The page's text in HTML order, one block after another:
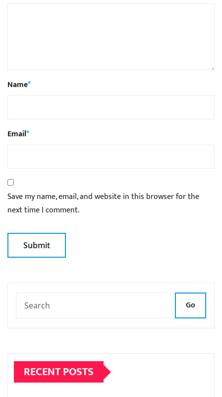
Name*
Email*
Save my name, email, and website in this browser for the
next time I comment.
Go
RECENT POSTS